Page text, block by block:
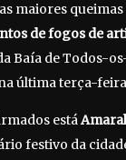
maiores
de fogos de
Baía de Todos-
última terça-feira
está
festivo da